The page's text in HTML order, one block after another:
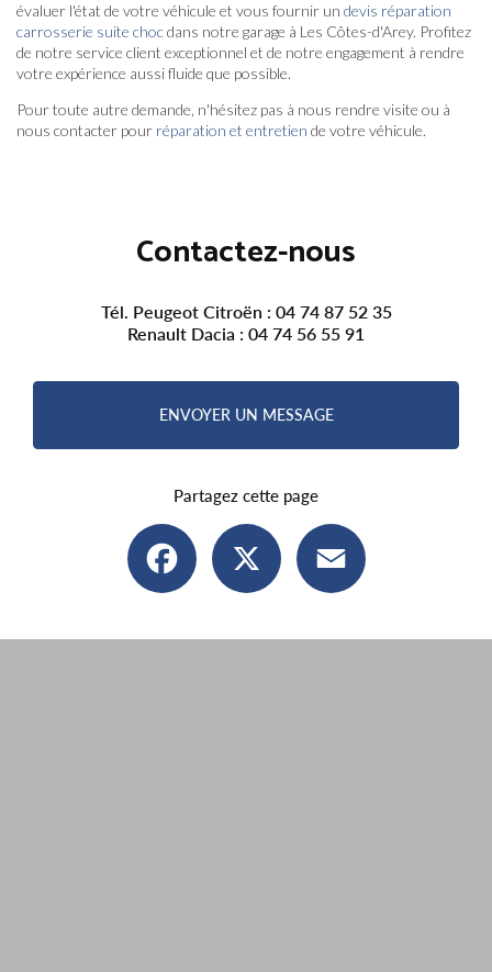
évaluer l'état de votre véhicule et vous fournir un devis réparation
carrosserie suite chocdans notre garage à Les Côtes-d'Arey. Profitez
de notre service client exceptionnel et de notre engagement à rendre
votre expérience aussi fluide que possible.
Pour toute autre demande, n'hésitez pas à nous rendre visite ou à
nous contacter pour réparation et entretien de votre véhicule.
Contactez-nous
Tél. Peugeot Citroën : 04 74 87 52 35
Renault Dacia : 04 74 56 55 91
ENVOYER UN MESSAGE
Partagez cette page
Facebook